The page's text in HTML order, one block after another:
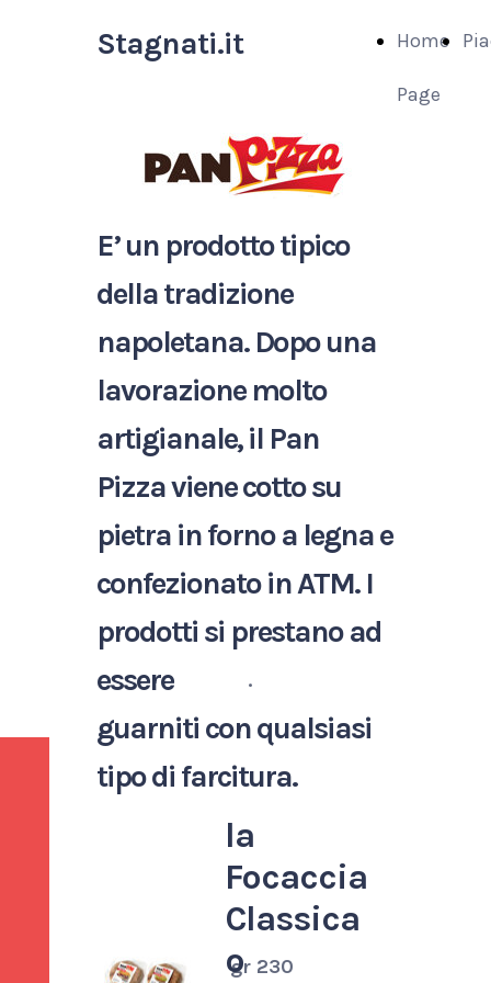
Home
Page
Stagnati.it
E’ un prodotto tipico
della tradizione
napoletana. Dopo una
lavorazione molto
artigianale, il Pan
Pizzaviene cotto su
pietra in forno a legna e
confezionato in ATM. I
prodotti si prestano ad
essere
guarniti con qualsiasi
tipo di farcitura.
.
la
Focaccia
Classica
o
gr 230